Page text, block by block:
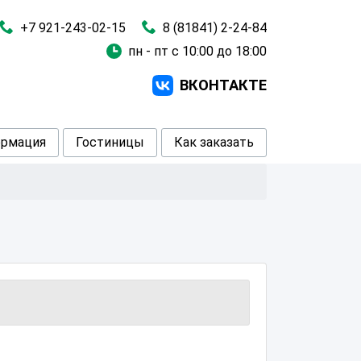
+7 921-243-02-15
8 (81841) 2-24-84
пн - пт с 10:00 до 18:00
ВКОНТАКТЕ
Гостиницы Как заказать